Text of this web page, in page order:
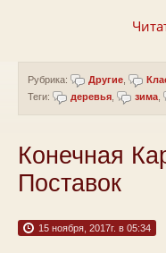
Рубрика: Другие
Теги:
деревья зима
Конечная
Поставок
15 ноября, 2017г. в 05:34